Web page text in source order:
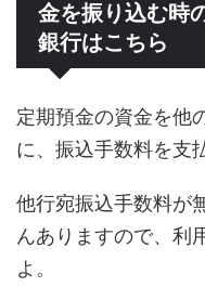
金を振り込む時
銀行はこちら
定期預金の資金を他
に、振込手数料を支
他行宛振込手数料が
んありますので、利
よ。